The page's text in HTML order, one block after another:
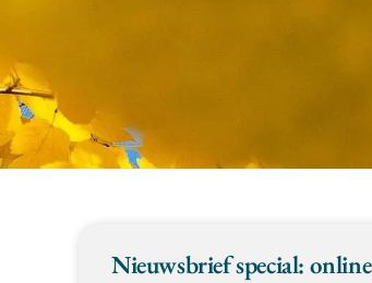
Nieuwsbrief special: